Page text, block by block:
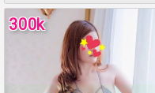
300k